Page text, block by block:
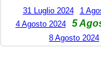
31 Luglio 2024 1
4 Agosto 2024
5
8 Agosto 2024